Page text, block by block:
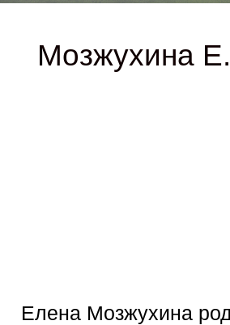
Мозжухина Е.
Елена Мозжухина